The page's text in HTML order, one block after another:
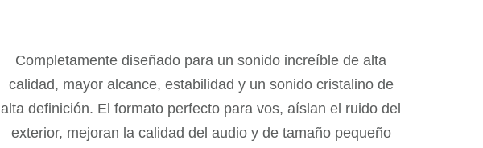
Completamente diseñado para un sonido increíble de alta
calidad, mayor alcance, estabilidad y un sonido cristalino de
alta definición. El formato perfecto para vos, aíslan el ruido del
exterior, mejoran la calidad del audio y de tamaño pequeño